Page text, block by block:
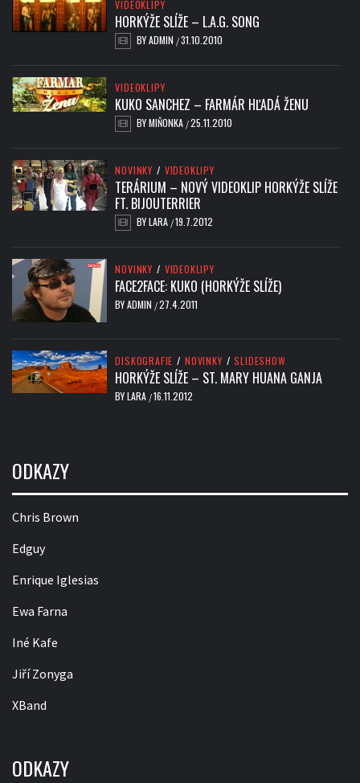
VIDEOKLIPY
HORKÝŽE SLÍŽE – L.A.G. SONG
BYADMIN /31.10.2010
VIDEOKLIPY
KUKO SANCHEZ – FARMÁR HĽADÁ ŽENU
BYMIŇONKA /25.11.2010
NOVINKY / VIDEOKLIPY
TERÁRIUM – NOVÝ VIDEOKLIP HORKÝŽE SLÍŽE
FT. BIJOUTERRIER
BYLARA /19.7.2012
NOVINKY / VIDEOKLIPY
FACE2FACE: KUKO (HORKÝŽE SLÍŽE)
BYADMIN /27.4.2011
DISKOGRAFIE / NOVINKY / SLIDESHOW
HORKÝŽE SLÍŽE – ST. MARY HUANA GANJA
BYLARA /16.11.2012
ODKAZY
Chris Brown
Edguy
Enrique Iglesias
Ewa Farna
Iné Kafe
Jiří Zonyga
XBand
ODKAZY